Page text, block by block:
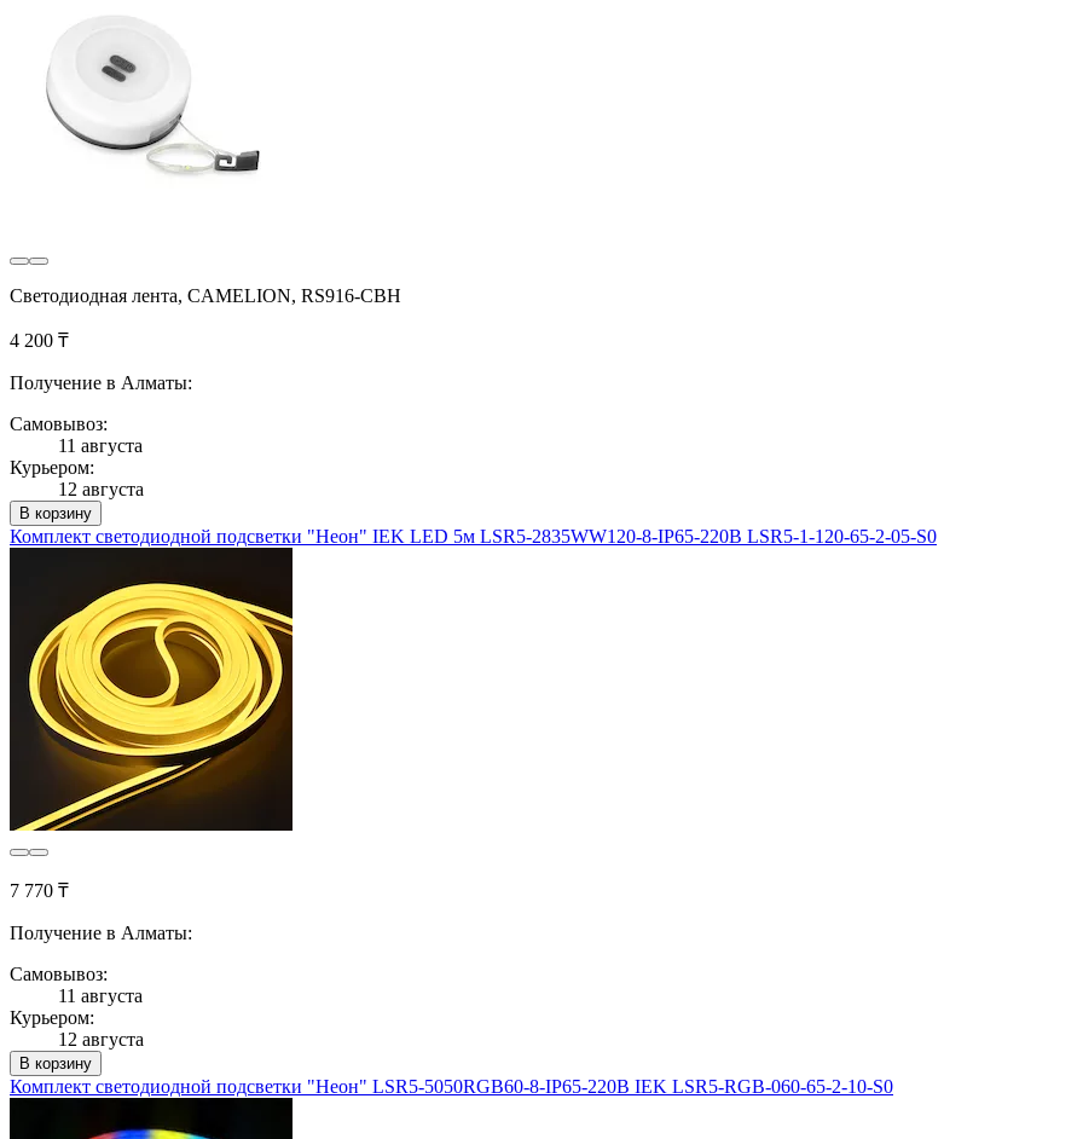
Cветодиодная лента, CAMELION, RS916-CBH
4 200 ₸
Получение в Алматы:
Самовывоз:
11 августа
Курьером:
12 августа
В корзину
Комплект светодиодной подсветки "Неон" IEK LED 5м LSR5-2835WW120-8-IP65-220В LSR5-1-120-65-2-05-S0
7 770 ₸
Получение в Алматы:
Самовывоз:
11 августа
Курьером:
12 августа
В корзину
Комплект светодиодной подсветки "Неон" LSR5-5050RGB60-8-IP65-220В IEK LSR5-RGB-060-65-2-10-S0